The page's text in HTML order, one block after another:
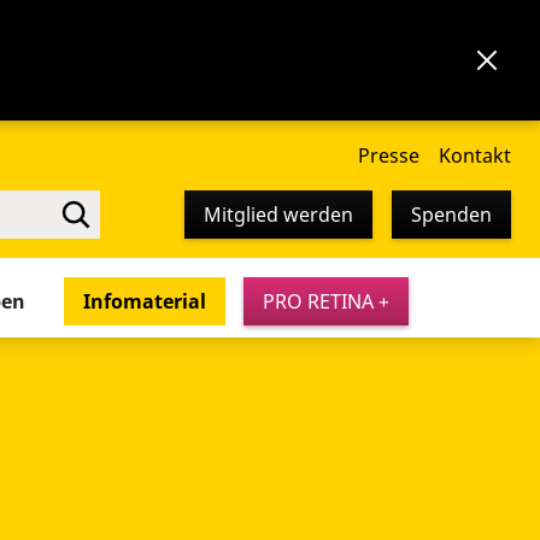
Presse Kontakt
Mitglied werden Spenden
Infomaterial PRO RETINA +